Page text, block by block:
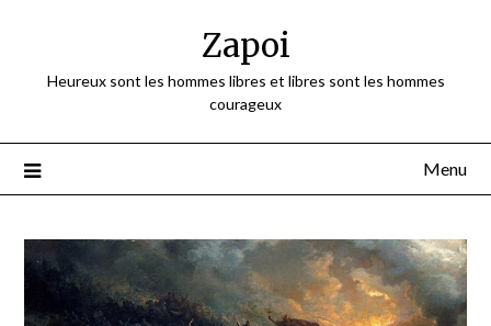
Zapoi
Heureux sont les hommes libres et libres sont les hommes
courageux
Menu